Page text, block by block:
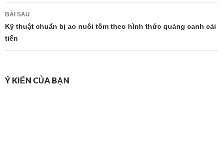
bài
viết
BÀI SAU
Kỹ thuật chuẩn bị ao nuôi tôm theo hình thức quảng canh cải
tiến
Ý KIẾN CỦA BẠN